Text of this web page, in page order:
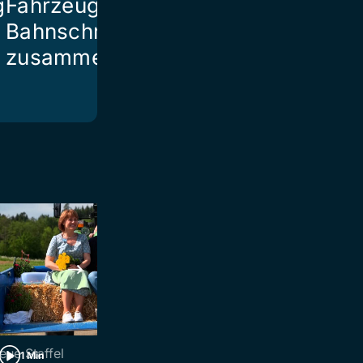
Fahrzeug auf
Bahnschranke
zusammen
1 Min
Staffel